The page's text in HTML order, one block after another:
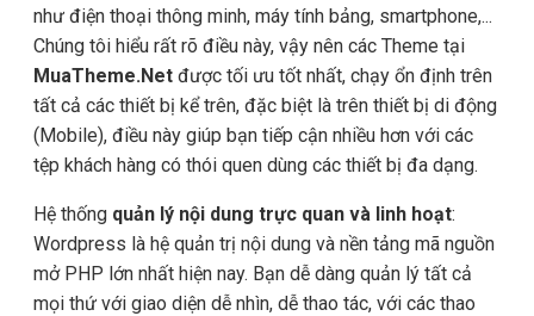
như điện thoại thông minh, máy tính bảng, smartphone,...
Chúng tôi hiểu rất rõ điều này, vậy nên các Theme tại
MuaTheme.Net được tối ưu tốt nhất, chạy ổn định trên
tất cả các thiết bị kể trên, đặc biệt là trên thiết bị di động
(Mobile), điều này giúp bạn tiếp cận nhiều hơn với các
tệp khách hàng có thói quen dùng các thiết bị đa dạng.
Hệ thống quản lý nội dung trực quan và linh hoạt:
Wordpress là hệ quản trị nội dung và nền tảng mã nguồn
mở PHP lớn nhất hiện nay. Bạn dễ dàng quản lý tất cả
mọi thứ với giao diện dễ nhìn, dễ thao tác, với các thao